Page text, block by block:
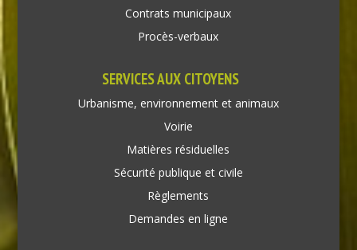
Contrats municipaux
Procès-verbaux
SERVICES AUX CITOYENS
Urbanisme, environnement et animaux
Voirie
Matières résiduelles
Sécurité publique et civile
Règlements
Demandes en ligne